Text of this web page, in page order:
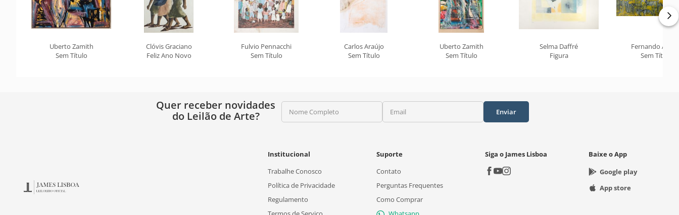
Uberto Zamith
Sem Título
Clóvis Graciano
Feliz Ano Novo
Fulvio Pennacchi
Sem Título
Carlos Araújo
Sem Título
Uberto Zamith
Sem Título
Selma Daffré
Figura
Fernando
Sem Título
Quer receber novidades
do Leilão de Arte?
Nome Completo Email Enviar
Institucional
Trabalhe Conosco
Política de Privacidade
Regulamento
Suporte
Contato
Perguntas Frequentes
Como Comprar
Siga o James Lisboa
Baixe o App
Google play
App store